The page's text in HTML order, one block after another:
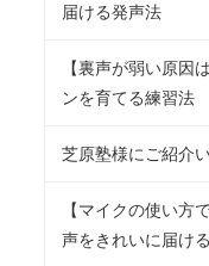
届ける発声法
【裏声が弱い原因
ンを育てる練習法
芝原塾様にご紹介
【マイクの使い方
声をきれいに届け